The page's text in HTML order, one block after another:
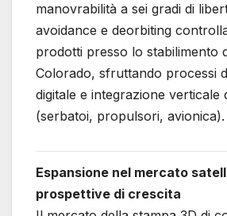
manovrabilità a sei gradi di
avoidance e deorbiting
prodotti presso lo stabilimento
Colorado, sfruttando processi
digitale e integrazione verticale
(serbatoi, propulsori, avionica).
Espansione nel mercato
prospettive di crescita